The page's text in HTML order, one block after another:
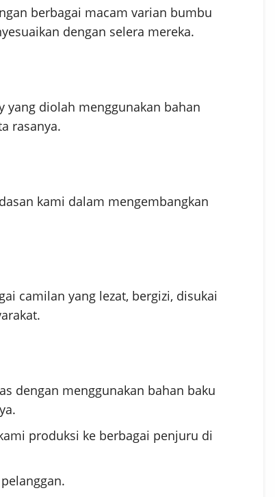
berbagai macam varian bumbu
dengan selera mereka.
diolah menggunakan bahan
rasanya.
kami dalam mengembangkan
camilan yang lezat, bergizi, disukai
dengan menggunakan bahan baku
produksi ke berbagai penjuru di